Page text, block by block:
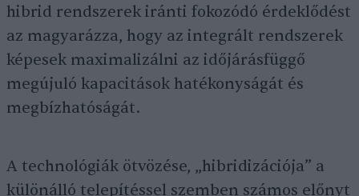
hibrid rendszerek iránti fokozódó érdeklődést
az magyarázza, hogy az integrált rendszerek
képesek maximalizálni az időjárásfüggő
megújuló kapacitások hatékonyságát és
megbízhatóságát.
A technológiák ötvözése, „hibridizációja” a
különálló telepítéssel szemben számos előnyt